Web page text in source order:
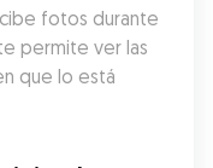
fotos durante
permite ver las
que lo está